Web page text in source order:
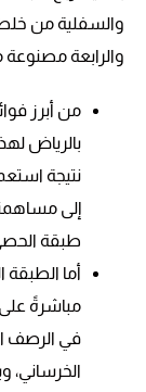
والسفلية من
والرابعة
من أبرز
بالرياض
نتيجة
إلى
طبقة
أما الطبقة
مباشرةً
في الرصف
الخرساني،